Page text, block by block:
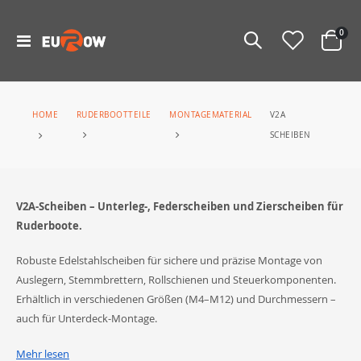
Navigation
umschalten
0
HOME RUDERBOOTTEILE MONTAGEMATERIAL
V2A
SCHEIBEN
V2A-Scheiben – Unterleg-, Federscheiben und Zierscheiben für
Ruderboote.
Robuste Edelstahlscheiben für sichere und präzise Montage von
Auslegern, Stemmbrettern, Rollschienen und Steuerkomponenten.
Erhältlich in verschiedenen Größen (M4–M12) und Durchmessern –
auch für Unterdeck-Montage.
Inhalt dieser Kategorie
Mehr lesen